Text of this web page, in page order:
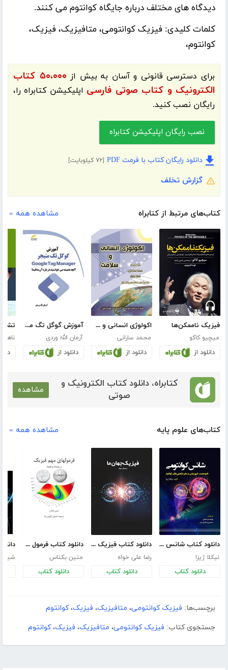
دیدگاه هاى مختلف درباره جایگاه کوانتوم مى کنند.
کلمات کلیدی: فیزیک کوانتومى، متافیزیک، فیزیک،
کوانتوم،
برای دسترسی قانونی و آسان به بیش از
۵۰،۰۰۰ کتاب
الکترونیک و کتاب صوتی فارسی اپلیکیشنکتابراهرا،
رایگان نصب کنید.
نصب رایگان اپلیکیشن کتابراه
دانلود رایگان کتاب با فرمت PDF [۷۲ کیلوبایت]
گزارش تخلف
کتاب‌های مرتبط از کتابراه مشاهده همه »
فیزیک ناممکن‌ها
میچیو کاکو
دانلود از
اکولوژی انسانی و سلامت
محمد سارانی
دانلود از
آموزش گوگل تگ منیجر Google Tag Manager
آرمان الله وردی
دانلود از
کتابراه، دانلود کتاب الکترونیک و
صوتی
مشاهده
کتاب‌های علوم پایه مشاهده همه »
دانلود کتاب شانس کوانتومی، ناموضِعیت، تلپورتیشن و سایر شگفتی‌های کوانتوم
نیکلا ژیزا
دانلود کتاب
دانلود کتاب فیزیک جهان ما
رضا علی خواه
دانلود کتاب
دانلود کتاب فرمول های مهم فیزیک، ریاضیات و اقتصاد
متین بکتاس
دانلود کتاب
برچسب‌ها: فیزیک کوانتومى، متافیزیک، فیزیک،کوانتوم
جستجوی کتاب: فیزیک کوانتومى، متافیزیک، فیزیک،کوانتوم